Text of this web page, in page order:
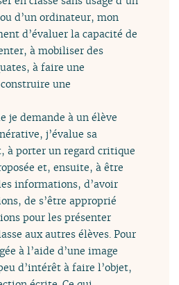
d’un ordinateur, mon
d’évaluer la capacité de
à mobiliser des
à faire une
une
je demande à un élève
j’évalue sa
à porter un regard critique
et, ensuite, à être
informations, d’avoir
de s’être approprié
pour les présenter
aux autres élèves. Pour
à l’aide d’une image
d’intérêt à faire l’objet,